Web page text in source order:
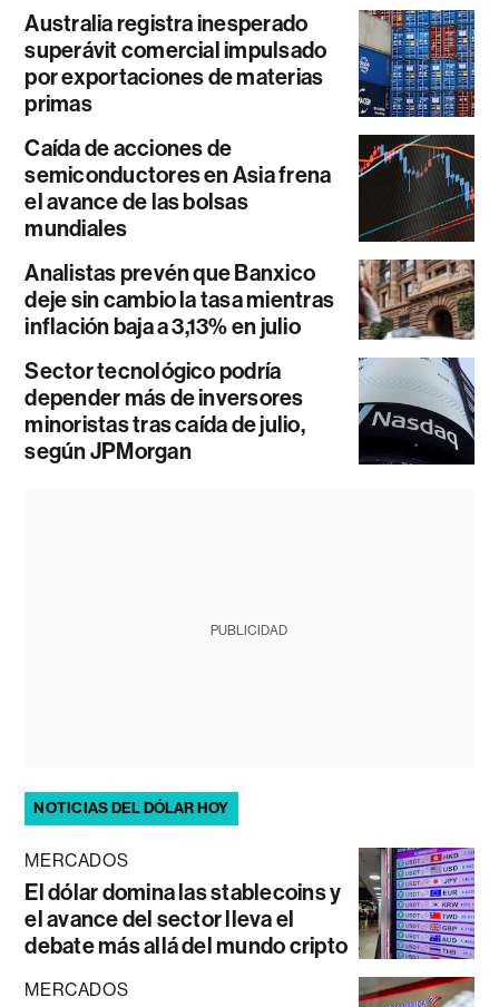
Australia registra inesperado
superávit comercial impulsado
por exportaciones de materias
primas
Caída de acciones de
semiconductores en Asia frena
el avance de las bolsas
mundiales
Analistas prevén que Banxico
deje sin cambio la tasa mientras
inflación baja a 3,13% en julio
Sector tecnológico podría
depender más de inversores
minoristas tras caída de julio,
según JPMorgan
PUBLICIDAD
NOTICIAS DEL DÓLAR HOY
MERCADOS
El dólar domina las stablecoins y
el avance del sector lleva el
debate más allá del mundo cripto
MERCADOS